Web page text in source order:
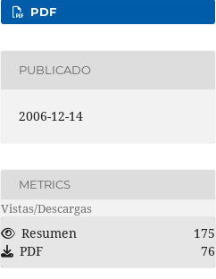
PDF
PUBLICADO
2006-12-14
METRICS
Vistas/Descargas
Resumen
175
PDF
76